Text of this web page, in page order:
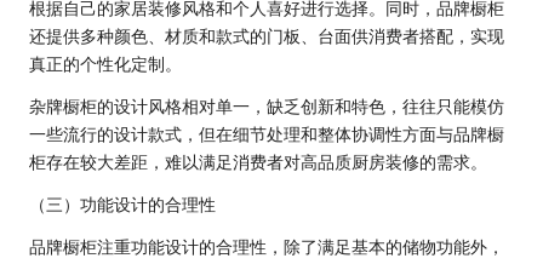
根据自己的家居装修风格和个人喜好进行选择。同时，品牌橱柜
还提供多种颜色、材质和款式的门板、台面供消费者搭配，实现
真正的个性化定制。
杂牌橱柜的设计风格相对单一，缺乏创新和特色，往往只能模仿
一些流行的设计款式，但在细节处理和整体协调性方面与品牌橱
柜存在较大差距，难以满足消费者对高品质厨房装修的需求。
（三）功能设计的合理性
品牌橱柜注重功能设计的合理性，除了满足基本的储物功能外，